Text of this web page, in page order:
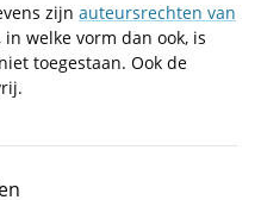
zijn auteursrechten van
welke vorm dan ook, is
toegestaan. Ook de